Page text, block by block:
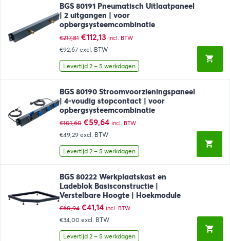
BGS 80191 Pneumatisch Uitlaatpaneel
| 2 uitgangen | voor
opbergsysteemcombinatie
€217,81 Oorspronkelijke
prijs
was:
€217,81.
€112,13Huidige
prijs
is:
€112,13.
incl. BTW
€92,67 excl. BTW
Levertijd 2 – 5 werkdagen
BGS 80190 Stroomvoorzieningspaneel
| 4-voudig stopcontact | voor
opbergsysteemcombinatie
€101,60 Oorspronkelijke
prijs
was:
€101,60.
€59,64Huidige
€59,64.
incl. BTW
€49,29 excl. BTW
Levertijd 2 – 5 werkdagen
BGS 80222 Werkplaatskast en
Ladeblok Basisconstructie |
Verstelbare Hoogte | Hoekmodule
€60,94 Oorspronkelijke
prijs
was:
€60,94.
€41,14Huidige
prijs
is:
€41,14.
incl. BTW
€34,00 excl. BTW
Levertijd 2 – 5 werkdagen